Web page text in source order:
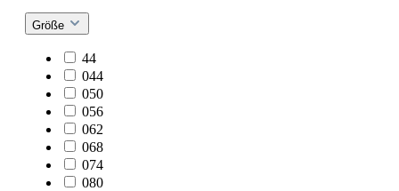
Größe
44
044
050
056
062
068
074
080